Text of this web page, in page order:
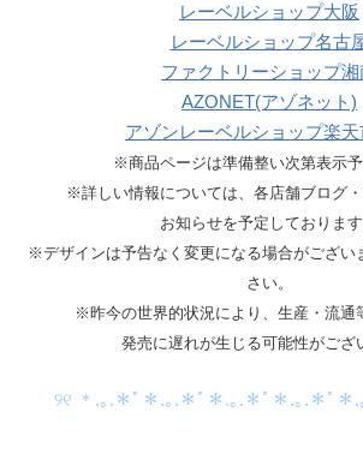
レーベルショップ大阪
レーベルショップ名古
ファクトリーショップ湘
AZONET(アゾネット)
アゾンレーベルショップ楽
※商品ページは準備整い次第表示予
※詳しい情報については、各店舗ブログ
お知らせを予定しております
※デザインは予告なく変更になる場合がござい
さい。
※昨今の世界的状況により、生産・流通
発売に遅れが生じる可能性がござ
୨୧ ＊.｡.＊ﾟ＊.｡.＊ﾟ＊.｡.＊ﾟ＊.｡.＊ﾟ＊